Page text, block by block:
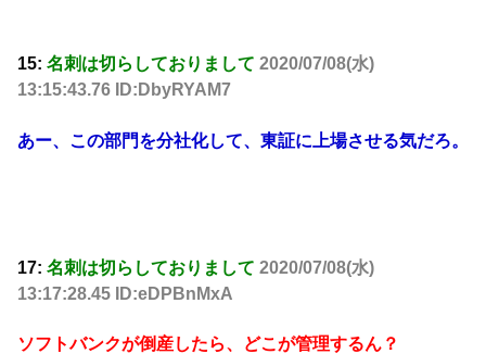
15: 名刺は切らしておりまして 2020/07/08(水)
13:15:43.76 ID:DbyRYAM7
あー、この部門を分社化して、東証に上場させる気だろ。
17: 名刺は切らしておりまして 2020/07/08(水)
13:17:28.45 ID:eDPBnMxA
ソフトバンクが倒産したら、どこが管理するん？